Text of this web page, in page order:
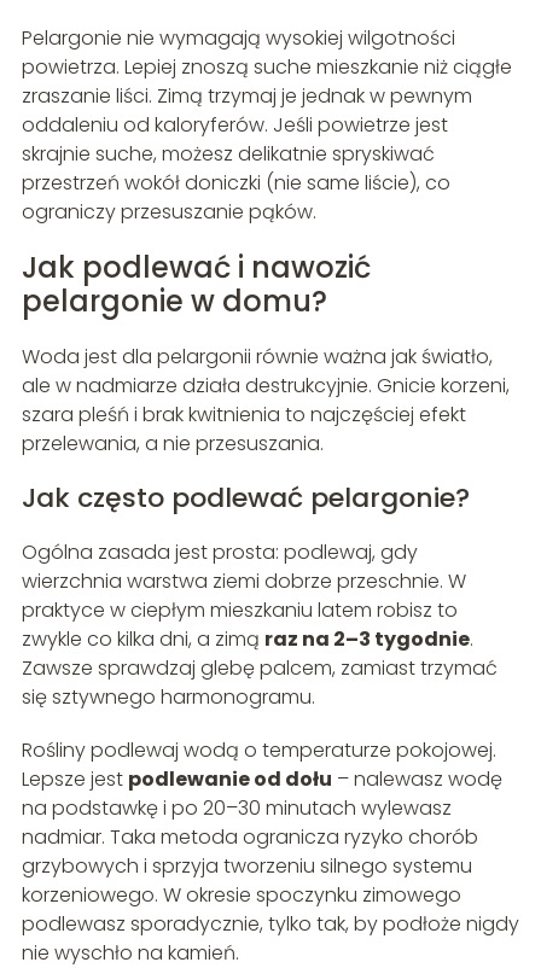
Pelargonie nie wymagają wysokiej wilgotności
powietrza. Lepiej znoszą suche mieszkanie niż ciągłe
zraszanie liści. Zimą trzymaj je jednak w pewnym
oddaleniu od kaloryferów. Jeśli powietrze jest
skrajnie suche, możesz delikatnie spryskiwać
przestrzeń wokół doniczki (nie same liście), co
ograniczy przesuszanie pąków.
Jak podlewać i nawozić
pelargonie w domu?
Woda jest dla pelargonii równie ważna jak światło,
ale w nadmiarze działa destrukcyjnie. Gnicie korzeni,
szara pleśń i brak kwitnienia to najczęściej efekt
przelewania, a nie przesuszania.
Jak często podlewać pelargonie?
Ogólna zasada jest prosta: podlewaj, gdy
wierzchnia warstwa ziemi dobrze przeschnie. W
praktyce w ciepłym mieszkaniu latem robisz to
zwykle co kilka dni, a zimą raz na 2–3 tygodnie.
Zawsze sprawdzaj glebę palcem, zamiast trzymać
się sztywnego harmonogramu.
Rośliny podlewaj wodą o temperaturze pokojowej.
Lepsze jest podlewanie od dołu – nalewasz wodę
na podstawkę i po 20–30 minutach wylewasz
nadmiar. Taka metoda ogranicza ryzyko chorób
grzybowych i sprzyja tworzeniu silnego systemu
korzeniowego. W okresie spoczynku zimowego
podlewasz sporadycznie, tylko tak, by podłoże nigdy
nie wyschło na kamień.